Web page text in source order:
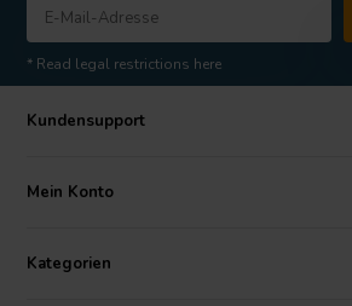
* Read legal restrictions here
Kundensupport
Mein Konto
Kategorien